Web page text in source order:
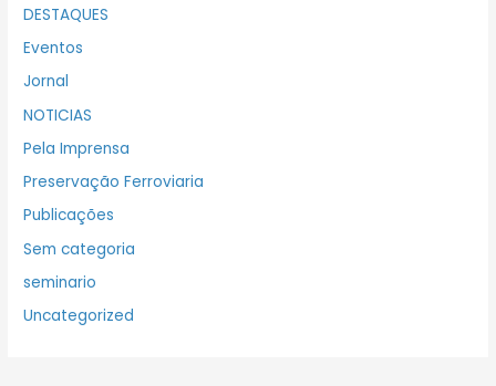
DESTAQUES
Eventos
Jornal
NOTICIAS
Pela Imprensa
Preservação Ferroviaria
Publicações
Sem categoria
seminario
Uncategorized